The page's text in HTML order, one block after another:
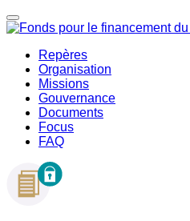
Repères
Organisation
Missions
Gouvernance
Documents
Focus
FAQ